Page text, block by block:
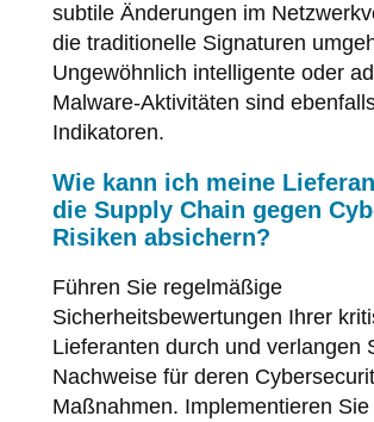
subtile Änderungen im
die traditionelle Signaturen
Ungewöhnlich intelligente oder
Malware-Aktivitäten sind
Indikatoren.
Wie kann ich meine
die Supply Chain gegen
Risiken absichern?
Führen Sie regelmäßige
Sicherheitsbewertungen Ihrer
Lieferanten durch und verlangen
Nachweise für deren
Maßnahmen. Implementieren